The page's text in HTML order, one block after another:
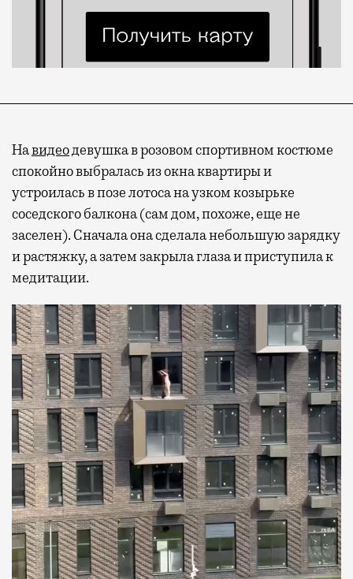
Навидеодевушка в розовом спортивном костюме
спокойно выбралась из окна квартиры и
устроилась в позе лотоса на узком козырьке
соседского балкона (сам дом, похоже, еще не
заселен). Сначала она сделала небольшую зарядку
и растяжку, а затем закрыла глаза и приступила к
медитации.